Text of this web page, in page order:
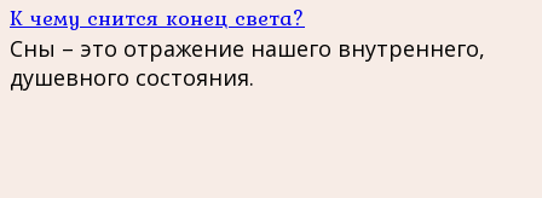
К чему снится конец света?
Сны – это отражение нашего внутреннего,
душевного состояния.